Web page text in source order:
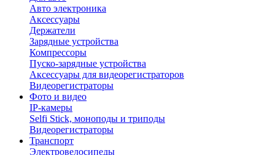
Авто электроника
Аксессуары
Держатели
Зарядные устройства
Компрессоры
Пуско-зарядные устройства
Аксессуары для видеорегистраторов
Видеорегистраторы
Фото и видео
IP-камеры
Selfi Stick, моноподы и триподы
Видеорегистраторы
Транспорт
Электровелосипеды